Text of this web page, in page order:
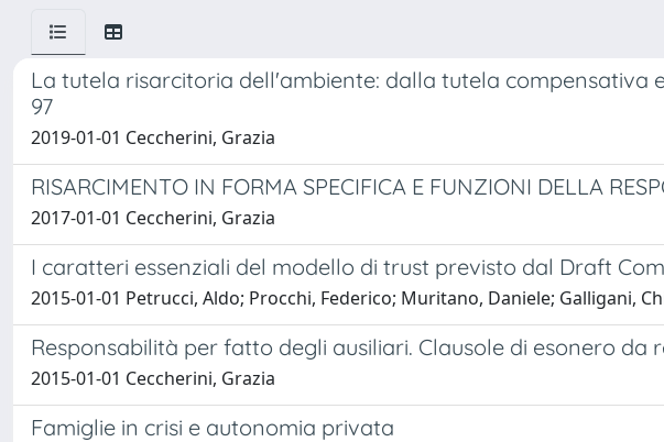
La tutela risarcitoria dell'ambiente: dalla tutela compensativa
97
2019-01-01 Ceccherini, Grazia
RISARCIMENTO IN FORMA SPECIFICA E FUNZIONI DELLA
2017-01-01 Ceccherini, Grazia
I caratteri essenziali del modello di trust previsto dal Draft
2015-01-01 Petrucci, Aldo; Procchi, Federico; Muritano, Daniele; Galligani,
Responsabilità per fatto degli ausiliari. Clausole di esonero da
2015-01-01 Ceccherini, Grazia
Famiglie in crisi e autonomia privata